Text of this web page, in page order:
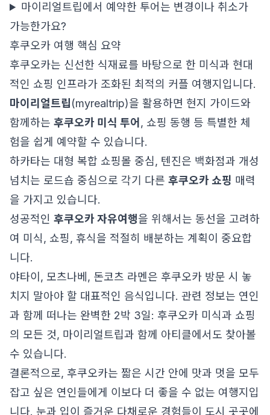
마이리얼트립에서 예약한 투어는 변경이나 취소가
가능한가요?
후쿠오카 여행 핵심 요약
후쿠오카는 신선한 식재료를 바탕으로 한 미식과 현대
적인 쇼핑 인프라가 조화된 최적의 커플 여행지입니다.
마이리얼트립(myrealtrip)을 활용하면 현지 가이드와
함께하는 후쿠오카 미식 투어 , 쇼핑 동행 등 특별한 체
험을 쉽게 예약할 수 있습니다.
하카타는 대형 복합 쇼핑몰 중심, 텐진은 백화점과 개성
넘치는 로드숍 중심으로 각기 다른 후쿠오카 쇼핑 매력
을 가지고 있습니다.
성공적인 후쿠오카 자유여행을 위해서는 동선을 고려하
여 미식, 쇼핑, 휴식을 적절히 배분하는 계획이 중요합
니다.
야타이, 모츠나베, 돈코츠 라멘은 후쿠오카 방문 시 놓
치지 말아야 할 대표적인 음식입니다. 관련 정보는 연인
과 함께 떠나는 완벽한 2박 3일: 후쿠오카 미식과 쇼핑
의 모든 것, 마이리얼트립과 함께
아티클에서도 찾아볼
수 있습니다.
결론적으로, 후쿠오카는 짧은 시간 안에 맛과 멋을 모두
잡고 싶은 연인들에게 이보다 더 좋을 수 없는 여행지입
니다. 눈과 입이 즐거운 다채로운 경험들이 도시 곳곳에